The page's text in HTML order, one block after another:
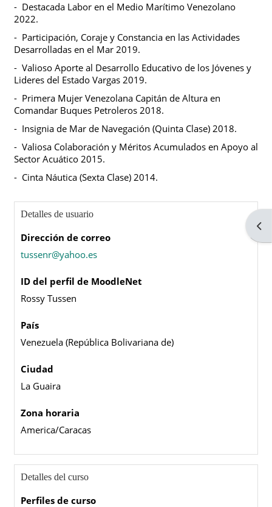
- Destacada Labor en el Medio Marítimo Venezolano
2022.
- Participación, Coraje y Constancia en las Actividades
Desarrolladas en el Mar 2019.
- Valioso Aporte al Desarrollo Educativo de los Jóvenes y
Lideres del Estado Vargas 2019.
- Primera Mujer Venezolana Capitán de Altura en
Comandar Buques Petroleros 2018.
- Insignia de Mar de Navegación (Quinta Clase) 2018.
- Valiosa Colaboración y Méritos Acumulados en Apoyo al
Sector Acuático 2015.
- Cinta Náutica (Sexta Clase) 2014.
Perfil de usuario
Bloques
Detalles de usuario
Dirección de correo
tussenr@yahoo.es
ID del perfil de MoodleNet
Rossy Tussen
País
Venezuela (República Bolivariana de)
Ciudad
La Guaira
Zona horaria
America/Caracas
Detalles del curso
Perfiles de curso